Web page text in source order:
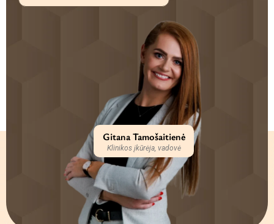
Gitana Tamošaitienė
Klinikos įkūrėja, vadovė